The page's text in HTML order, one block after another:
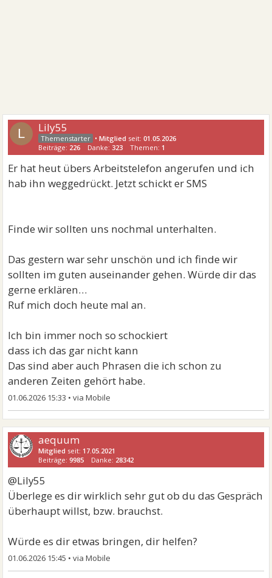
L Lily55
•Mitglied seit:01.05.2026
Beiträge: 226 Danke:323 Themen: 1
Er hat heut übers Arbeitstelefon angerufen und ich
hab ihn weggedrückt. Jetzt schickt er SMS
Finde wir sollten uns nochmal unterhalten.
Das gestern war sehr unschön und ich finde wir
sollten im guten auseinander gehen. Würde dir das
gerne erklären…
Ruf mich doch heute mal an.
Ich bin immer noch so schockiert
dass ich das gar nicht kann
Das sind aber auch Phrasen die ich schon zu
anderen Zeiten gehört habe.
01.06.2026 15:33 •
aequum
Mitglied seit: 17.05.2021
Beiträge:9985 Danke: 28342
@Lily55
Überlege es dir wirklich sehr gut ob du das Gespräch
überhaupt willst, bzw. brauchst.
Würde es dir etwas bringen, dir helfen?
01.06.2026 15:45 •